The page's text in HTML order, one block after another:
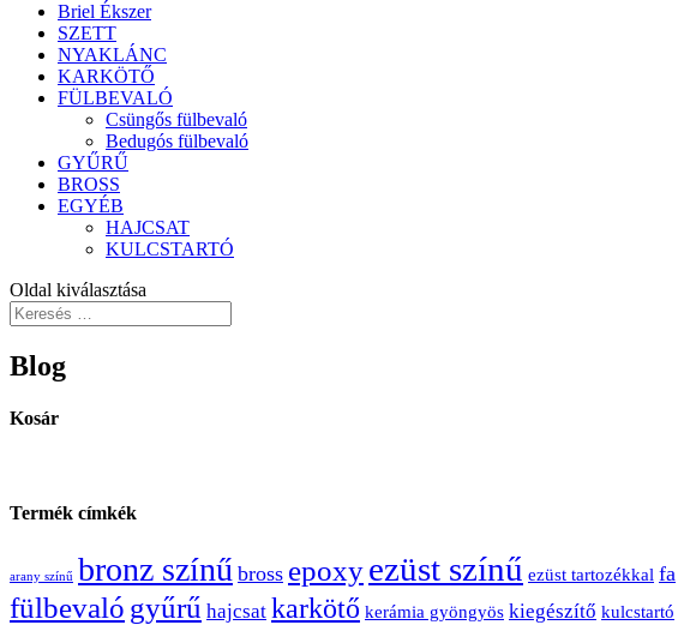
Briel Ékszer
SZETT
NYAKLÁNC
KARKÖTŐ
FÜLBEVALÓ
Csüngős fülbevaló
Bedugós fülbevaló
GYŰRŰ
BROSS
EGYÉB
HAJCSAT
KULCSTARTÓ
Oldal kiválasztása
Blog
Kosár
Termék címkék
arany színű bronz színű bross epoxyezüst színű ezüst tartozékkal fa
fülbevaló gyűrű hajcsat karkötő kerámia gyöngyös kiegészítő kulcstartó